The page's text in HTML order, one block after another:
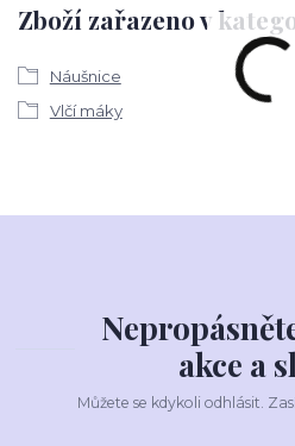
Zboží zařazeno v
Náušnice
Vlčí máky
akce a
Můžete se kdykoli odhlásit.